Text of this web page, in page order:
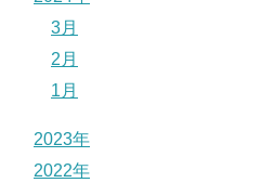
3月
2月
1月
2023年
2022年